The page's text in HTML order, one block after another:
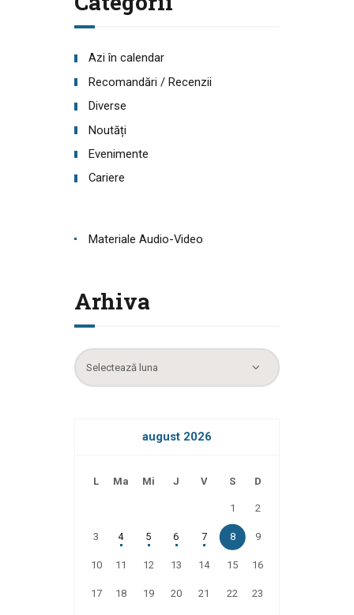
Azi în calendar
Recomandări / Recenzii
Diverse
Noutăți
Evenimente
Cariere
Materiale Audio-Video
Arhiva
Arhiva
august 2026
L Ma Mi J V S D
1 2
3 4 5 6 7 8 9
10 11 12 13 14 15 16
17 18 19 20 21 22 23